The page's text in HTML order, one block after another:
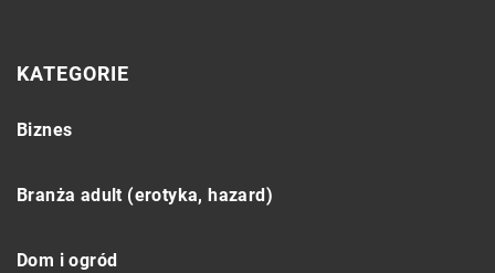
KATEGORIE
Biznes
Branża adult (erotyka, hazard)
Dom i ogród